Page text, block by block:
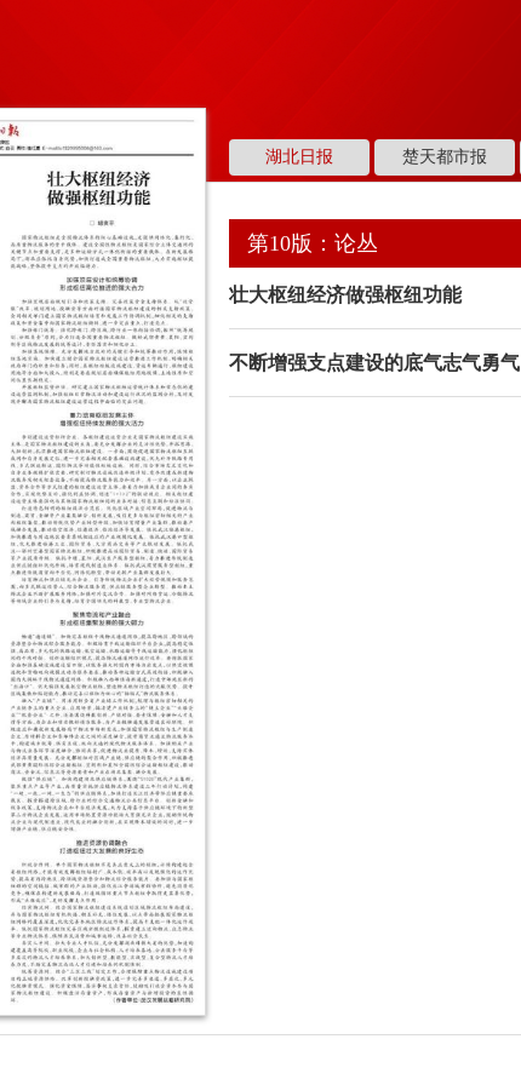
湖北日报 楚天都市报
第10版：论丛
壮大枢纽经济做强枢纽功能
不断增强支点建设的底气志气勇气